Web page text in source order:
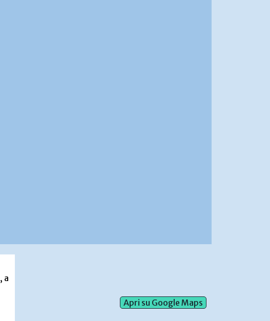
Apri su Google Maps
, a